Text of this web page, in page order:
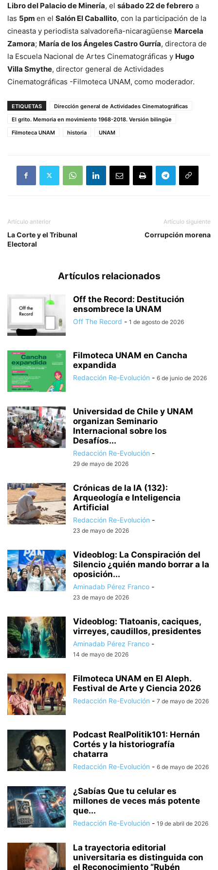
Libro del Palacio de Minería, el sábado 22 de febrero a
las 5pm en el Salón El Caballito, con la participación de la
cineasta y periodista salvadoreña-nicaragüense Marcela
Zamora; María de los Ángeles Castro Gurría, directora de
la Escuela Nacional de Artes Cinematográficas y Hugo
Villa Smythe, director general de Actividades
Cinematográficas -Filmoteca UNAM, como moderador.
ETIQUETAS
Dirección general de Actividades Cinematográficas
El grito. Memoria en movimiento 1968-2018. Versión bilingüe
Filmoteca UNAM
historia UNAM
Artículo anterior
La Corte y el Tribunal
Electoral
Artículo siguiente
Corrupción morena
Artículos relacionados
Off the Record: Destitución
ensombrece la UNAM
Off The Record - 1 de agosto de 2026
Filmoteca UNAM en Cancha
expandida
Redacción Re-Evolución - 6 de junio de 2026
Universidad de Chile y UNAM
organizan Seminario
Internacional sobre los
Desafíos...
Redacción Re-Evolución -
29 de mayo de 2026
Crónicas de la IA (132):
Arqueología e Inteligencia
Artificial
Redacción Re-Evolución -
23 de mayo de 2026
Videoblog: La Conspiración del
Silencio ¿quién mando borrar a la
oposición...
Aminadab Pérez Franco -
23 de mayo de 2026
Videoblog: Tlatoanis, caciques,
virreyes, caudillos, presidentes
Aminadab Pérez Franco -
14 de mayo de 2026
Filmoteca UNAM en El Aleph.
Festival de Arte y Ciencia 2026
Redacción Re-Evolución - 7 de mayo de 2026
Podcast RealPolitik101: Hernán
Cortés y la historiografía
chatarra
Redacción Re-Evolución - 6 de mayo de 2026
¿Sabías Que tu celular es
millones de veces más potente
que...
Redacción Re-Evolución - 19 de abril de 2026
La trayectoria editorial
universitaria es distinguida con
el Reconocimiento “Rubén